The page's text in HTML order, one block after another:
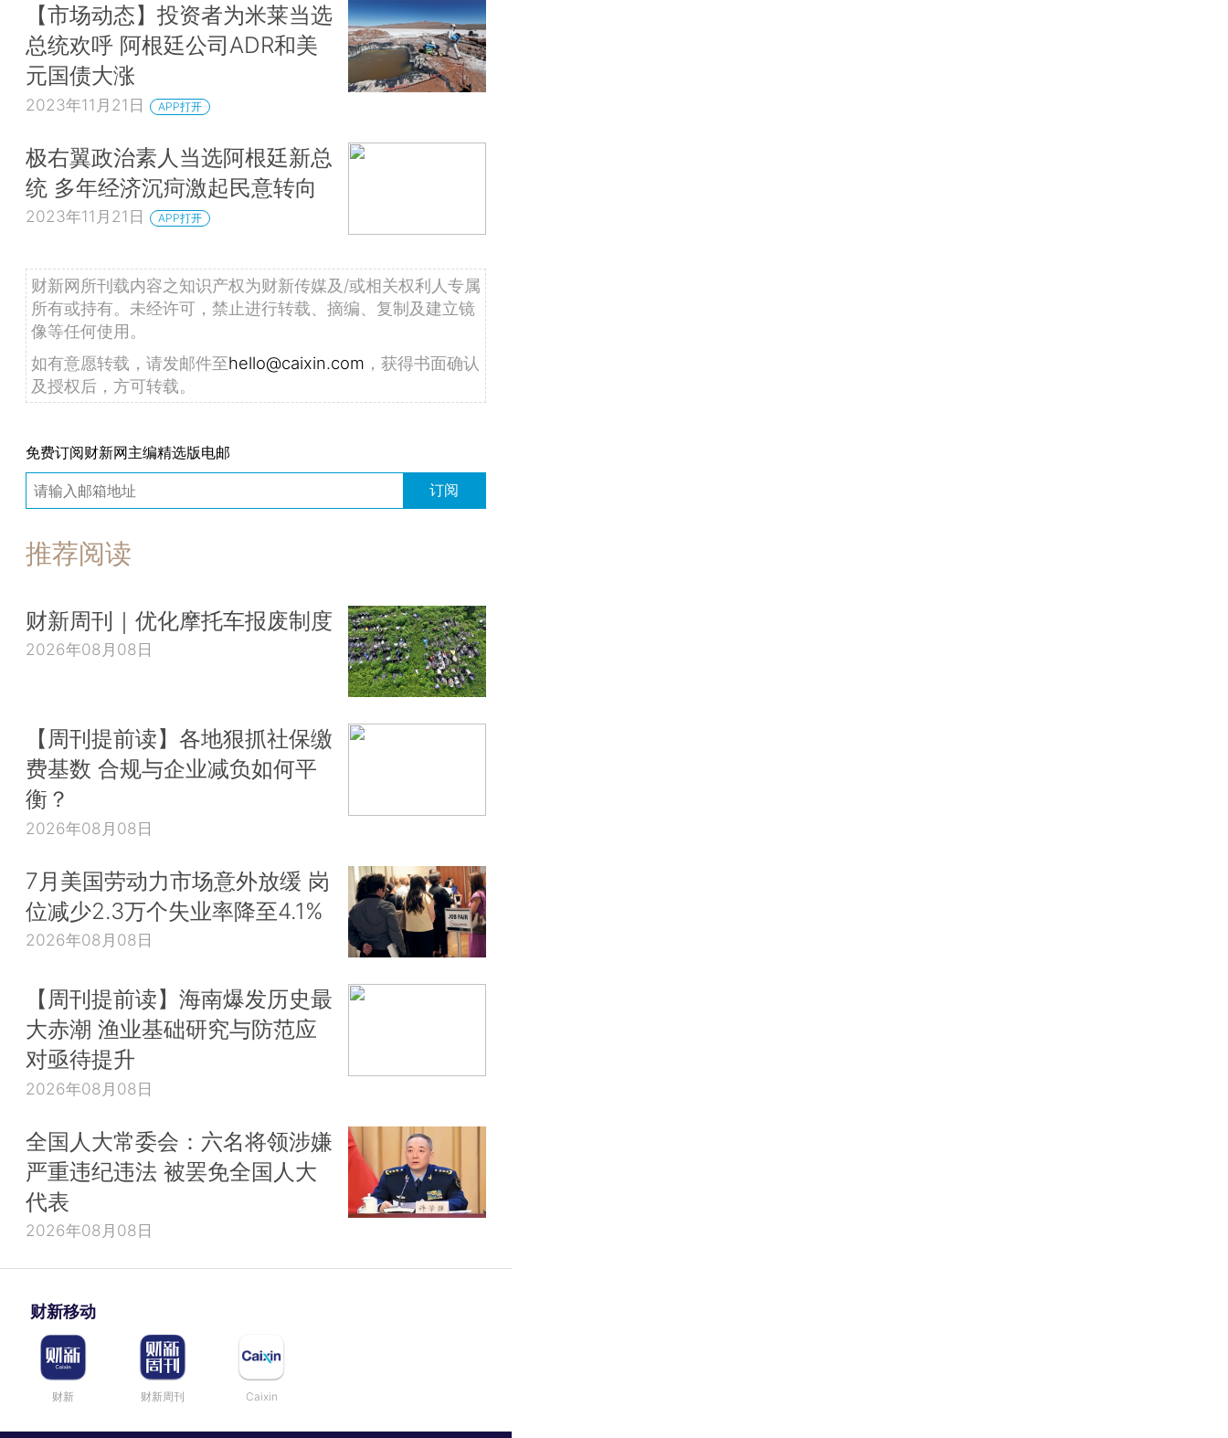
【市场动态】投资者为米莱当选
总统欢呼 阿根廷公司ADR和美
元国债大涨
2023年11月21日 APP打开
极右翼政治素人当选阿根廷新总
统 多年经济沉疴激起民意转向
2023年11月21日 APP打开
财新网所刊载内容之知识产权为财新传媒及/或相关权利人专属
所有或持有。未经许可，禁止进行转载、摘编、复制及建立镜
像等任何使用。
如有意愿转载，请发邮件至hello@caixin.com ，获得书面确认
及授权后，方可转载。
免费订阅财新网主编精选版电邮
订阅
推荐阅读
财新周刊｜优化摩托车报废制度
2026年08月08日
【周刊提前读】各地狠抓社保缴
费基数 合规与企业减负如何平
衡？
2026年08月08日
7月美国劳动力市场意外放缓 岗
位减少2.3万个失业率降至4.1%
2026年08月08日
【周刊提前读】海南爆发历史最
大赤潮 渔业基础研究与防范应
对亟待提升
2026年08月08日
全国人大常委会：六名将领涉嫌
严重违纪违法 被罢免全国人大
代表
2026年08月08日
财新移动
财新 财新周刊 Caixin